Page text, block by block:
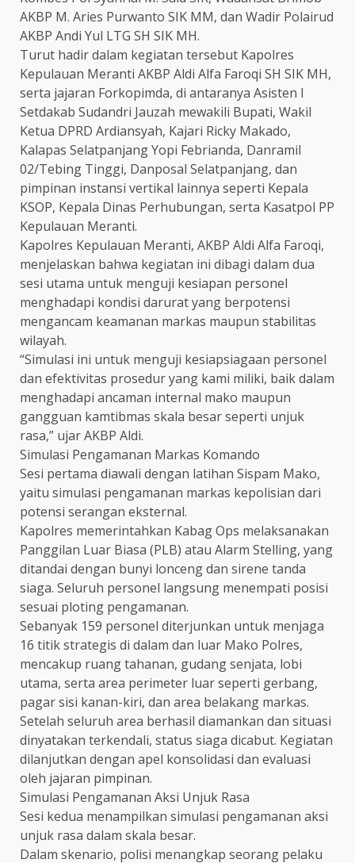
AKBP M. Aries Purwanto SIK MM, dan Wadir Polairud
AKBP Andi Yul LTG SH SIK MH.
Turut hadir dalam kegiatan tersebut Kapolres
Kepulauan Meranti AKBP Aldi Alfa Faroqi SH SIK MH,
serta jajaran Forkopimda, di antaranya Asisten I
Setdakab Sudandri Jauzah mewakili Bupati, Wakil
Ketua DPRD Ardiansyah, Kajari Ricky Makado,
Kalapas Selatpanjang Yopi Febrianda, Danramil
02/Tebing Tinggi, Danposal Selatpanjang, dan
pimpinan instansi vertikal lainnya seperti Kepala
KSOP, Kepala Dinas Perhubungan, serta Kasatpol PP
Kepulauan Meranti.
Kapolres Kepulauan Meranti, AKBP Aldi Alfa Faroqi,
menjelaskan bahwa kegiatan ini dibagi dalam dua
sesi utama untuk menguji kesiapan personel
menghadapi kondisi darurat yang berpotensi
mengancam keamanan markas maupun stabilitas
wilayah.
“Simulasi ini untuk menguji kesiapsiagaan personel
dan efektivitas prosedur yang kami miliki, baik dalam
menghadapi ancaman internal mako maupun
gangguan kamtibmas skala besar seperti unjuk
rasa,” ujar AKBP Aldi.
Simulasi Pengamanan Markas Komando
Sesi pertama diawali dengan latihan Sispam Mako,
yaitu simulasi pengamanan markas kepolisian dari
potensi serangan eksternal.
Kapolres memerintahkan Kabag Ops melaksanakan
Panggilan Luar Biasa (PLB) atau Alarm Stelling, yang
ditandai dengan bunyi lonceng dan sirene tanda
siaga. Seluruh personel langsung menempati posisi
sesuai ploting pengamanan.
Sebanyak 159 personel diterjunkan untuk menjaga
16 titik strategis di dalam dan luar Mako Polres,
mencakup ruang tahanan, gudang senjata, lobi
utama, serta area perimeter luar seperti gerbang,
pagar sisi kanan-kiri, dan area belakang markas.
Setelah seluruh area berhasil diamankan dan situasi
dinyatakan terkendali, status siaga dicabut. Kegiatan
dilanjutkan dengan apel konsolidasi dan evaluasi
oleh jajaran pimpinan.
Simulasi Pengamanan Aksi Unjuk Rasa
Sesi kedua menampilkan simulasi pengamanan aksi
unjuk rasa dalam skala besar.
Dalam skenario, polisi menangkap seorang pelaku